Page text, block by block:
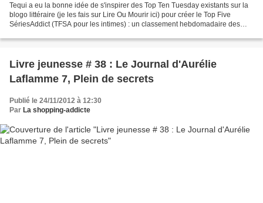
Tequi a eu la bonne idée de s'inspirer des Top Ten Tuesday existants sur la
blogo littéraire (je les fais sur Lire Ou Mourir ici) pour créer le Top Five
SériesAddict (TFSA pour les intimes) : un classement hebdomadaire des
Livre jeunesse # 38 : Le Journal d'Aurélie
Laflamme 7, Plein de secrets
Publié le 24/11/2012 à 12:30
Par La shopping-addicte